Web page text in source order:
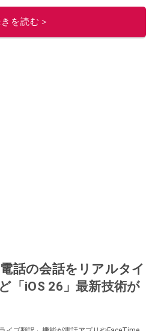
このイチオシストの他の記事を読む
を読む＞
話の会話をリアルタイ
「iOS 26」最新技術が